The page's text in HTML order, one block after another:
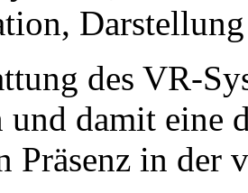
des VR-
damit eine
Präsenz in der